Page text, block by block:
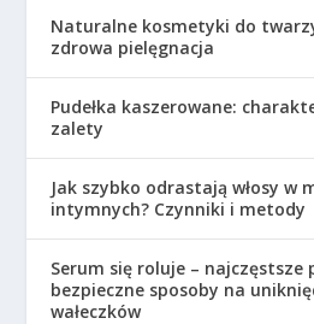
Naturalne kosmetyki do
zdrowa pielęgnacja
Pudełka kaszerowane:
zalety
Jak szybko odrastają włosy w
intymnych? Czynniki i metody
Serum się roluje – najczęstsze
bezpieczne sposoby na
wałeczków